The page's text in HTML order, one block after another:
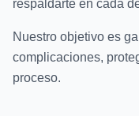
respaldarte en cada
Nuestro objetivo es
complicaciones,
proceso.